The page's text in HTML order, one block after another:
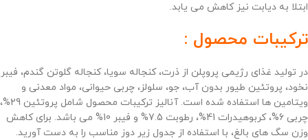
ابتلا به دیابت نیز کاهش می یابد.
ترکیبات محصول :
در تولید غذای رژیمی پروپلن از ذرت، کنجاله سویا، کنجاله گلوتن گندم، فیبر
نخود، پروتئین طیور بدون آب، جو، سلولز، چربی حیوانی، مواد معدنی و
ویتامین ها استفاده شده است. آنالیز ترکیبات محصول شامل پروتئین 29%،
چربی 6%، کربوهیدرات 41%، رطوبت 7.5% و فیبر 10% می باشد. برای کاهش
وزن سگ های بالغ، با استفاده از جدول زیر دوز مناسب را به دست آورید.